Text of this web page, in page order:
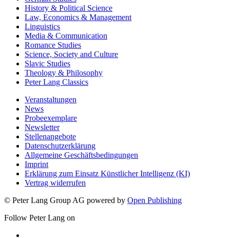
History & Political Science
Law, Economics & Management
Linguistics
Media & Communication
Romance Studies
Science, Society and Culture
Slavic Studies
Theology & Philosophy
Peter Lang Classics
Veranstaltungen
News
Probeexemplare
Newsletter
Stellenangebote
Datenschutzerklärung
Allgemeine Geschäftsbedingungen
Imprint
Erklärung zum Einsatz Künstlicher Intelligenz (KI)
Vertrag widerrufen
© Peter Lang Group AG powered by Open Publishing
Follow Peter Lang on